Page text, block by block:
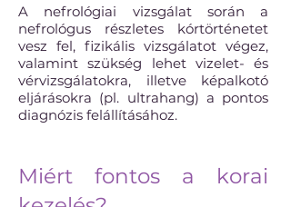
A nefrológiai vizsgálat során a
nefrológus részletes kórtörténetet
vesz fel, fizikális vizsgálatot végez,
valamint szükség lehet vizelet- és
vérvizsgálatokra, illetve képalkotó
eljárásokra (pl. ultrahang) a pontos
diagnózis felállításához.
Miért fontos a korai